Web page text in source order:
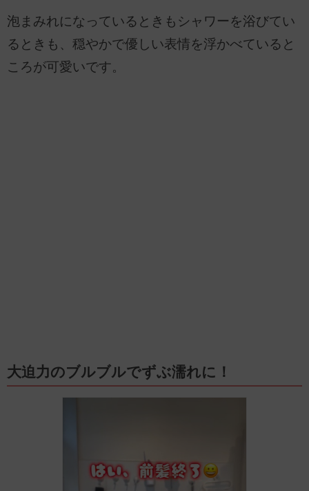
泡まみれになっているときもシャワーを浴びてい
るときも、穏やかで優しい表情を浮かべていると
ころが可愛いです。
大迫力のブルブルでずぶ濡れに！